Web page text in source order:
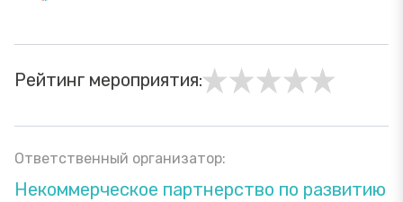
Рейтинг мероприятия:
Ответственный организатор:
Некоммерческое партнерство по развитию